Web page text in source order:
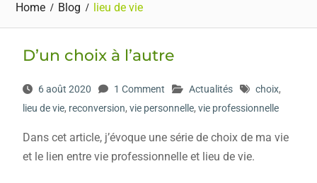
Home Blog lieu de vie
D’un choix à l’autre
6 août 2020 1 Comment Actualités choix,
lieu de vie, reconversion, vie personnelle, vie professionnelle
Dans cet article, j’évoque une série de choix de ma vie
et le lien entre vie professionnelle et lieu de vie.